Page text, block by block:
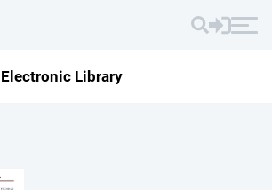
Library